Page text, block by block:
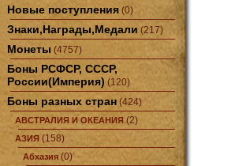
Новые поступления (0)
Знаки,Награды,Медали (217)
Монеты (4757)
Боны РСФСР, СССР,
России(Империя) (120)
Боны разных стран (424)
АВСТРАЛИЯ И ОКЕАНИЯ(2)
АЗИЯ (158)
Абхазия (0)